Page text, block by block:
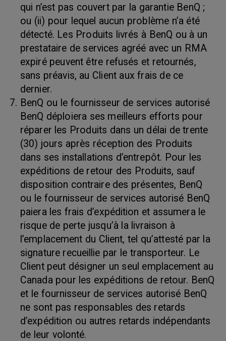
qui n’est pas couvert par la garantie BenQ ;
ou (ii) pour lequel aucun problème n’a été
détecté. Les Produits livrés à BenQ ou à un
prestataire de services agréé avec un RMA
expiré peuvent être refusés et retournés,
sans préavis, au Client aux frais de ce
dernier.
BenQ ou le fournisseur de services autorisé
BenQ déploiera ses meilleurs efforts pour
réparer les Produits dans un délai de trente
(30) jours après réception des Produits
dans ses installations d’entrepôt. Pour les
expéditions de retour des Produits, sauf
disposition contraire des présentes, BenQ
ou le fournisseur de services autorisé BenQ
paiera les frais d’expédition et assumera le
risque de perte jusqu’à la livraison à
l’emplacement du Client, tel qu’attesté par la
signature recueillie par le transporteur. Le
Client peut désigner un seul emplacement au
Canada pour les expéditions de retour. BenQ
et le fournisseur de services autorisé BenQ
ne sont pas responsables des retards
d’expédition ou autres retards indépendants
de leur volonté.